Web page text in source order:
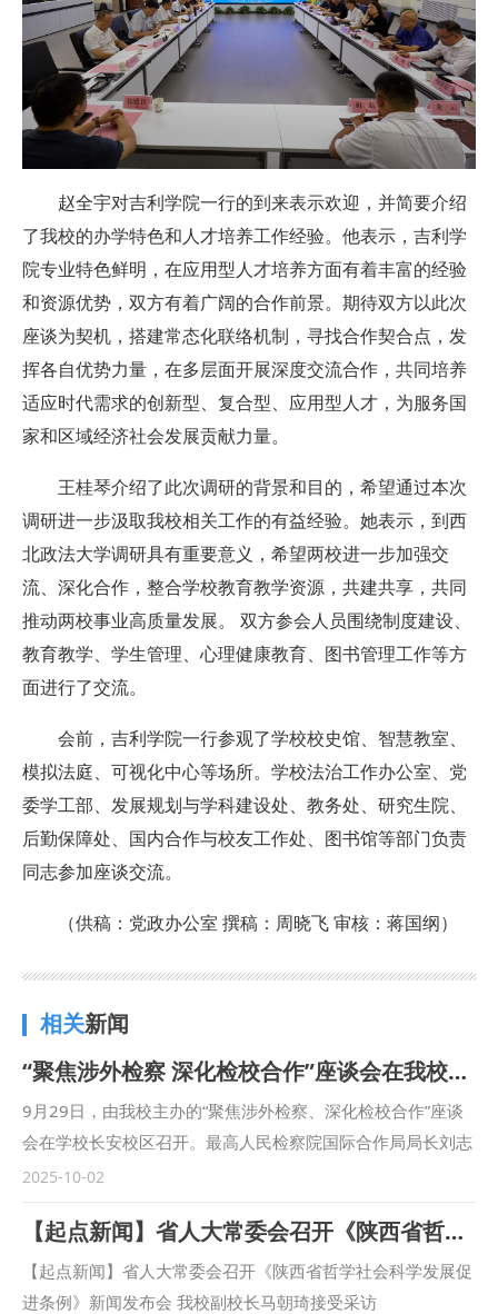
赵全宇对吉利学院一行的到来表示欢迎，并简要介绍
了我校的办学特色和人才培养工作经验。他表示，吉利学
院专业特色鲜明，‌在应用型人才培养方面有着丰富的经验
和资源优势，双方有着广阔的合作前景。期待双方以此次
座谈为契机，搭建常态化联络机制，寻找合作契合点，发
挥各自优势力量，在多层面开展深度交流合作，共同培养
适应时代需求的创新型、复合型、应用型人才，为服务国
家和区域经济社会发展贡献力量。
王桂琴介绍了此次调研的背景和目的，希望通过本次
调研进一步汲取我校相关工作的有益经验。她表示，到西
北政法大学调研具有重要意义，希望两校进一步加强交
流、深化合作，整合学校教育教学资源，共建共享，共同
推动两校事业高质量发展。 双方参会人员围绕制度建设、
教育教学、学生管理、心理健康教育、图书管理工作等方
面进行了交流。
会前，吉利学院一行参观了学校校史馆、智慧教室、
模拟法庭、可视化中心等场所。学校法治工作办公室、党
委学工部、发展规划与学科建设处、教务处、研究生院、
后勤保障处、国内合作与校友工作处、图书馆等部门负责
同志参加座谈交流。
（供稿：党政办公室 撰稿：周晓飞 审核：蒋国纲）
相关新闻
“聚焦涉外检察 深化检校合作”座谈会在我校召开
9月29日，由我校主办的“聚焦涉外检察、深化检校合作”座谈
会在学校长安校区召开。最高人民检察院国际合作局局长刘志
远，陕西省人民检察院十一检察部主任李向锋，西安市人民检
察院教育培训处负责人陈文龙，西安市长安区人民检察院副检
察长王蕾等出席会议。我校校长范九利出席会议并致辞，副校
长马朝琦主持会议。 范九利表示，涉外检察工作是国家涉外
法治工作的重要方面，近年来，学校与各级检察机关深化交
2025-10-02
【起点新闻】省人大常委会召开《陕西省哲学社会科学发展促进条例》新闻发布会 我校副校长马朝琦接受采访
【起点新闻】省人大常委会召开《陕西省哲学社会科学发展促
进条例》新闻发布会 我校副校长马朝琦接受采访